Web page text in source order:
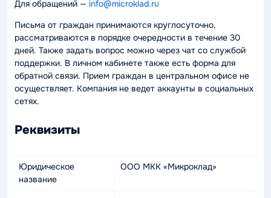
Для обращений — info@microklad.ru
Письма от граждан принимаются круглосуточно,
рассматриваются в порядке очередности в течение 30
дней. Также задать вопрос можно через чат со службой
поддержки. В личном кабинете также есть форма для
обратной связи. Прием граждан в центральном офисе не
осуществляет. Компания не ведет аккаунты в социальных
сетях.
Реквизиты
Юридическое
название
ООО МКК «Микроклад»